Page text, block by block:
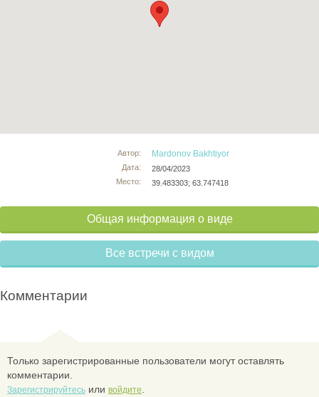
Автор:
Дата:
Место:
Mardonov Bakhtiyor
28/04/2023
39.483303; 63.747418
Общая информация о виде
Все встречи с видом
Комментарии
Только зарегистрированные пользователи могут оставлять
комментарии.
Зарегистрируйтесь или войдите